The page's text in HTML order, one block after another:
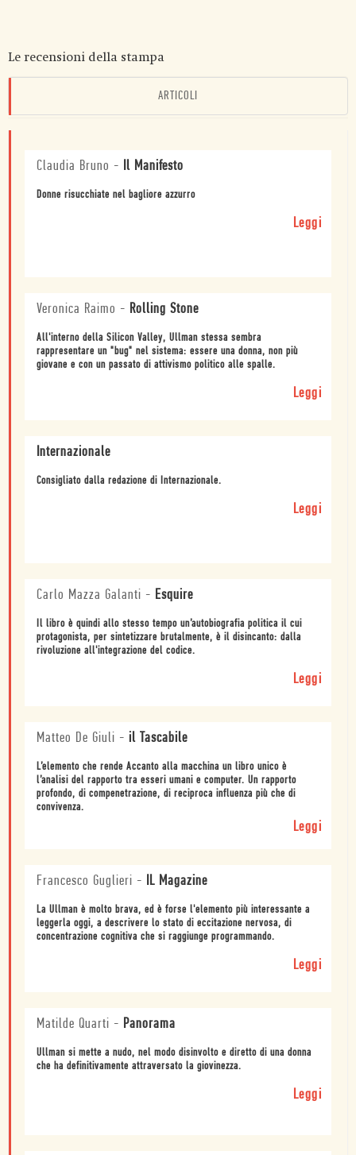
Le recensioni della stampa
ARTICOLI
Claudia Bruno - Il Manifesto
Donne risucchiate nel bagliore azzurro
Leggi
Veronica Raimo - Rolling Stone
All'interno della Silicon Valley, Ullman stessa sembra
rappresentare un "bug" nel sistema: essere una donna, non più
giovane e con un passato di attivismo politico alle spalle.
Leggi
Internazionale
Consigliato dalla redazione di Internazionale.
Leggi
Carlo Mazza Galanti - Esquire
Il libro è quindi allo stesso tempo un’autobiografia politica il cui
protagonista, per sintetizzare brutalmente, è il disincanto: dalla
rivoluzione all'integrazione del codice.
Leggi
Matteo De Giuli - il Tascabile
L’elemento che rende Accanto alla macchina un libro unico è
l’analisi del rapporto tra esseri umani e computer. Un rapporto
profondo, di compenetrazione, di reciproca influenza più che di
convivenza.
Leggi
Francesco Guglieri - IL Magazine
La Ullman è molto brava, ed è forse l'elemento più interessante a
leggerla oggi, a descrivere lo stato di eccitazione nervosa, di
concentrazione cognitiva che si raggiunge programmando.
Leggi
Matilde Quarti - Panorama
Ullman si mette a nudo, nel modo disinvolto e diretto di una donna
che ha definitivamente attraversato la giovinezza.
Leggi